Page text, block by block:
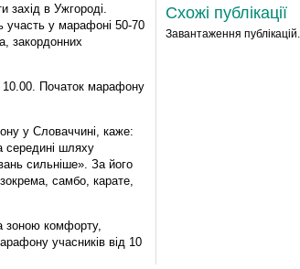
в Ужгороді.
участь у марафоні 50-70
закордонних
10.00. Початок марафону
у Словаччині, каже:
середині шляху
сильніше». За його
самбо, карате,
зоною комфорту,
учасників від 10
Схожі публікації
Завантаження публікацій...